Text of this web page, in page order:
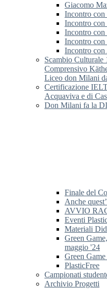
Giacomo
Incontro
Incontro
Incontro
Incontro
Incontro
Scambio Culturale
Comprensivo
Liceo don Milani
Certificazione
Acquaviva e di
Don Milani fa la
Finale del
Anche
AVVIO
Eventi
Materiali
Green
maggio '24
Green
PlasticFree
Campionati
Archivio Progetti